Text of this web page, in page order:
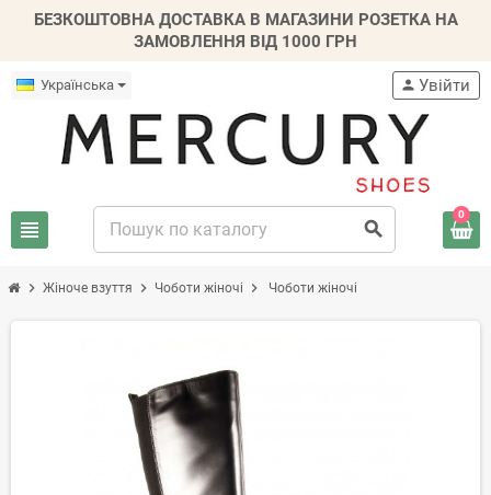
БЕЗКОШТОВНА ДОСТАВКА В МАГАЗИНИ РОЗЕТКА НА
ЗАМОВЛЕННЯ ВІД 1000 ГРН
Українська
view_headline search
person Увійти
0
chevron_right Жіноче взуття chevron_right Чоботи жіночі chevron_right Чоботи жіночі